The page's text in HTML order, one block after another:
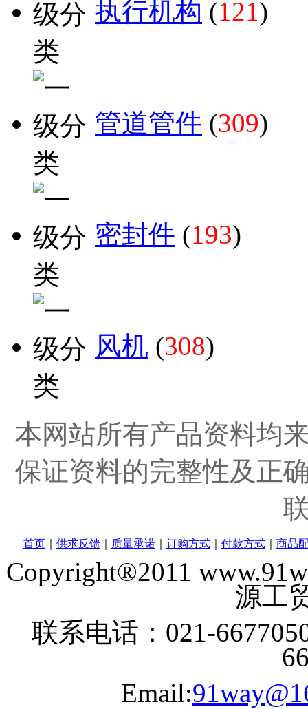
执行机构 (121)
管道管件 (309)
密封件 (193)
风机 (308)
本网站所有产品资料均
保证资料的完整性及正
首页 供求反馈 质量承诺 订购方式 付款方式 商品
Copyright®2011
源工
联系电话：021-
Email: